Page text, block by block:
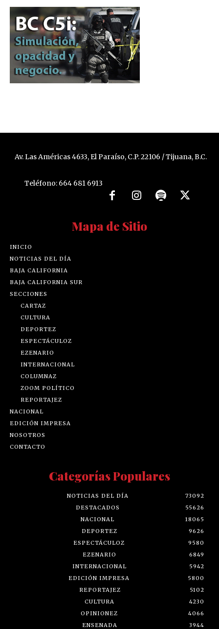
Av. Las Américas 4633, El Paraíso, C.P. 22106 / Tijuana, B.C.
Teléfono: 664 681 6913
Mapa de Sitio
INICIO
NOTICIAS DEL DÍA
BAJA CALIFORNIA
BAJA CALIFORNIA SUR
SECCIONES
CARTAZ
CULTURA
DEPORTEZ
ESPECTÁCULOZ
EZENARIO
INTERNACIONAL
COLUMNAZ
ZOOM POLÍTICO
REPORTAJEZ
NACIONAL
EDICIÓN IMPRESA
NOSOTROS
CONTACTO
Categorías Populares
NOTICIAS DEL DÍA
73092
DESTACADOS
55626
NACIONAL
18065
DEPORTEZ
9626
ESPECTÁCULOZ
9580
EZENARIO
6849
INTERNACIONAL
5942
EDICIÓN IMPRESA
5800
REPORTAJEZ
5102
CULTURA
4230
OPINIONEZ
4066
ENSENADA
3944